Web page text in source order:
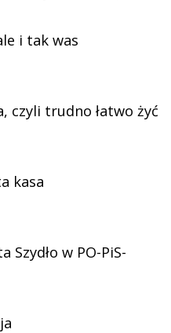
i tak was
czyli trudno łatwo żyć
kasa
Szydło w PO-PiS-